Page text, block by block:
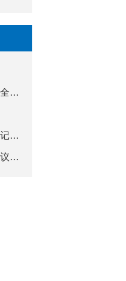
学习贯彻党的二十届四中全会精神
学习宣传贯彻习近平总书记关于坚持
学习贯彻中央人大工作会议精神